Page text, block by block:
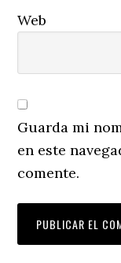
Web
Guarda mi
en este
comente.